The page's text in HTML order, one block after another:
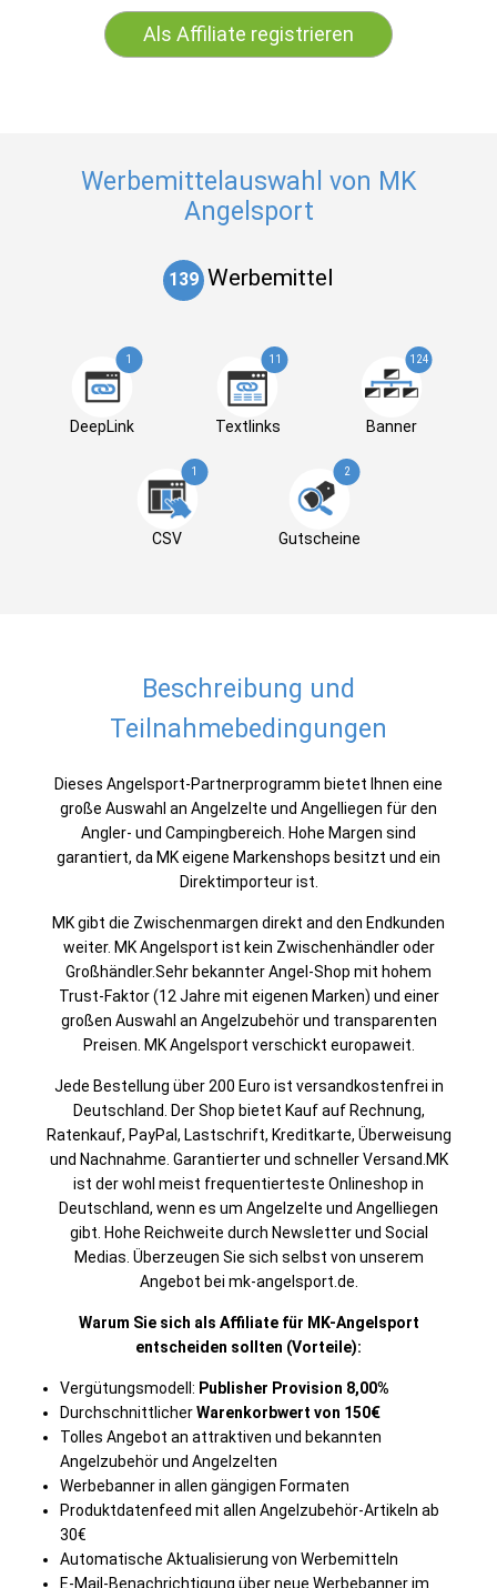
Als Affiliate registrieren
Werbemittelauswahl von MK
Angelsport
139 Werbemittel
1
DeepLink
11
Textlinks
124
Banner
1
CSV
2
Gutscheine
Beschreibung und
Teilnahmebedingungen
Dieses Angelsport-Partnerprogramm bietet Ihnen eine
große Auswahl an Angelzelte und Angelliegen für den
Angler- und Campingbereich. Hohe Margen sind
garantiert, da MK eigene Markenshops besitzt und ein
Direktimporteur ist.
MK gibt die Zwischenmargen direkt and den Endkunden
weiter. MK Angelsport ist kein Zwischenhändler oder
Großhändler.Sehr bekannter Angel-Shop mit hohem
Trust-Faktor (12 Jahre mit eigenen Marken) und einer
großen Auswahl an Angelzubehör und transparenten
Preisen. MK Angelsport verschickt europaweit.
Jede Bestellung über 200 Euro ist versandkostenfrei in
Deutschland. Der Shop bietet Kauf auf Rechnung,
Ratenkauf, PayPal, Lastschrift, Kreditkarte, Überweisung
und Nachnahme. Garantierter und schneller Versand.MK
ist der wohl meist frequentierteste Onlineshop in
Deutschland, wenn es um Angelzelte und Angelliegen
gibt. Hohe Reichweite durch Newsletter und Social
Medias. Überzeugen Sie sich selbst von unserem
Angebot bei mk-angelsport.de.
Warum Sie sich als Affiliate für MK-Angelsport
entscheiden sollten (Vorteile):
Vergütungsmodell: Publisher Provision 8,00%
DurchschnittlicherWarenkorbwert von 150€
Tolles Angebot an attraktiven und bekannten
Angelzubehör und Angelzelten
Werbebanner in allen gängigen Formaten
Produktdatenfeed mit allen Angelzubehör-Artikeln ab
30€
Automatische Aktualisierung von Werbemitteln
E-Mail-Benachrichtigung über neue Werbebanner im